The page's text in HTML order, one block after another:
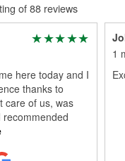
of 88 reviews
here today and I
thanks to
care of us, was
1